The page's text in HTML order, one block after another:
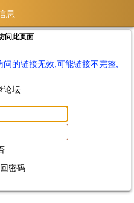
息
问此页面
的链接无效,可能链接不完整,
论坛
密码